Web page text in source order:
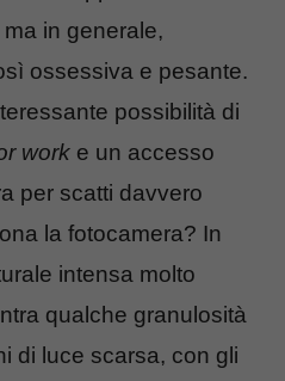
in generale,
ossessiva e pesante.
possibilità di
work e un accesso
per scatti davvero
la fotocamera? In
intensa molto
qualche granulosità
di luce scarsa, con gli